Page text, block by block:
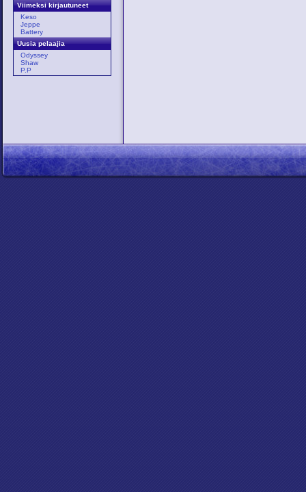
Viimeksi kirjautuneet
Keso
Jeppe
Battery
Uusia pelaajia
Odyssey
Shaw
P.P